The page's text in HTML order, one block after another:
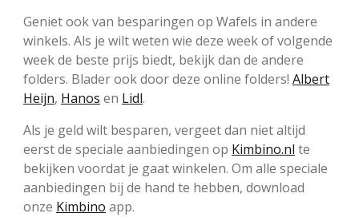
Geniet ook van besparingen op Wafels in andere
winkels. Als je wilt weten wie deze week of volgende
week de beste prijs biedt, bekijk dan de andere
folders. Blader ook door deze online folders! Albert
Heijn, Hanos en Lidl.
Als je geld wilt besparen, vergeet dan niet altijd
eerst de speciale aanbiedingen op Kimbino.nl te
bekijken voordat je gaat winkelen. Om alle speciale
aanbiedingen bij de hand te hebben, download
onze Kimbino app.